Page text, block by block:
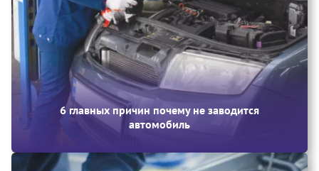
6 главных причин почему не заводится
автомобиль